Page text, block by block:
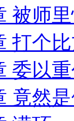
被师
打个
委以
竟然